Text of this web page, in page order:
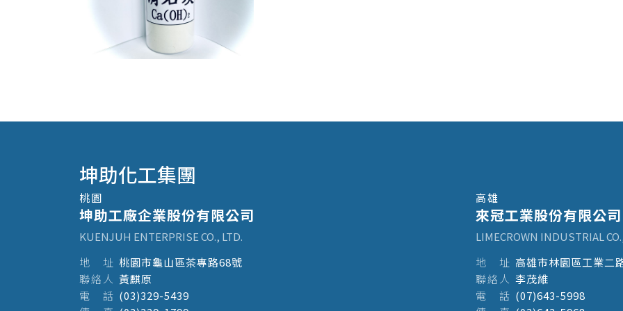
坤助化工集團
桃園
坤助工廠企業股份有限公司
KUENJUH ENTERPRISE CO., LTD.
地
址 桃園市龜山區茶專路68號
聯絡 人 黃麒原
電
話 (03)329-5439
高雄
來冠工業股份有限公司
LIMECROWN INDUSTRIAL
地
址 高雄市林園區工業二
聯絡 人 李茂維
電
話 (07)643-5998